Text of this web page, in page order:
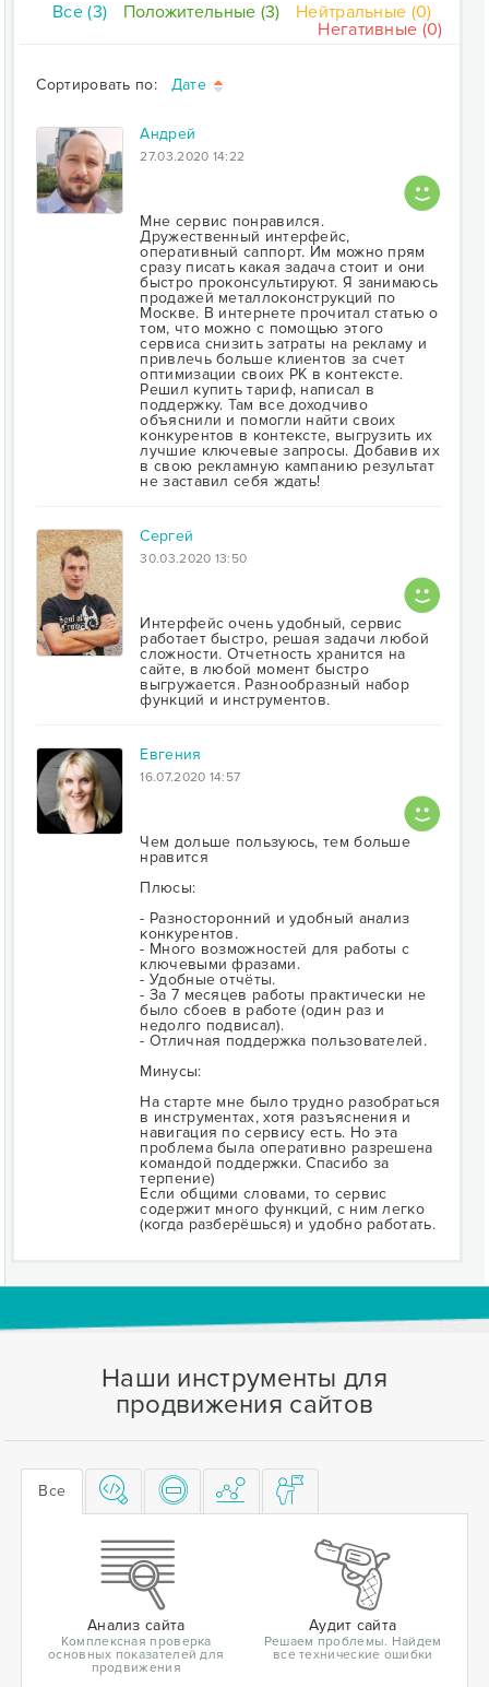
Все (3) Положительные (3)
Нейтральные (0)
Негативные (0)
Сортировать по: Дате
Андрей
27.03.2020 14:22
Мне сервис понравился.
Дружественный интерфейс,
оперативный саппорт. Им можно прям
сразу писать какая задача стоит и они
быстро проконсультируют. Я занимаюсь
продажей металлоконструкций по
Москве. В интернете прочитал статью о
том, что можно с помощью этого
сервиса снизить затраты на рекламу и
привлечь больше клиентов за счет
оптимизации своих РК в контексте.
Решил купить тариф, написал в
поддержку. Там все доходчиво
объяснили и помогли найти своих
конкурентов в контексте, выгрузить их
лучшие ключевые запросы. Добавив их
в свою рекламную кампанию результат
не заставил себя ждать!
Сергей
30.03.2020 13:50
Интерфейс очень удобный, сервис
работает быстро, решая задачи любой
сложности. Отчетность хранится на
сайте, в любой момент быстро
выгружается. Разнообразный набор
функций и инструментов.
Евгения
16.07.2020 14:57
Чем дольше пользуюсь, тем больше
нравится
Плюсы:
- Разносторонний и удобный анализ
конкурентов.
- Много возможностей для работы с
ключевыми фразами.
- Удобные отчёты.
- За 7 месяцев работы практически не
было сбоев в работе (один раз и
недолго подвисал).
- Отличная поддержка пользователей.
Минусы:
На старте мне было трудно разобраться
в инструментах, хотя разъяснения и
навигация по сервису есть. Но эта
проблема была оперативно разрешена
командой поддержки. Спасибо за
терпение)
Если общими словами, то сервис
содержит много функций, с ним легко
(когда разберёшься) и удобно работать.
Наши инструменты для
продвижения сайтов
Все
Анализ сайта
Комплексная проверка
основных показателей для
продвижения
Аудит сайта
Решаем проблемы. Найдем
все технические ошибки